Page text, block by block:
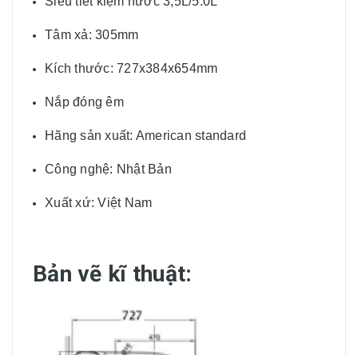
Tâm xả: 305mm
Kích thước: 727x384x654mm
Nắp đóng êm
Hãng sản xuất: American standard
Công nghệ: Nhật Bản
Xuất xứ: Việt Nam
Bản vẽ kĩ thuật: